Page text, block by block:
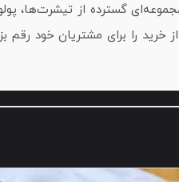
گسترده از
را برای مشتریان خود